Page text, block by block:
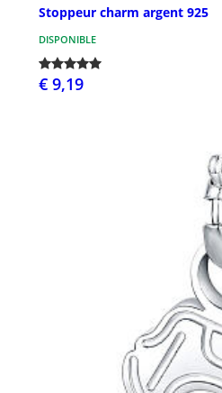
Stoppeur charm argent 925
DISPONIBLE
€ 9,19